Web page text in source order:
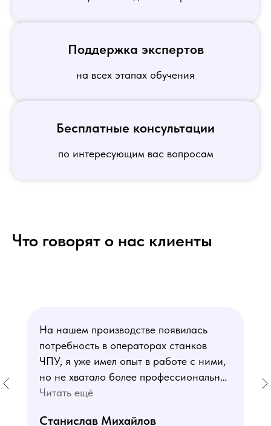
Поддержка экспертов
на всех этапах обучения
Бесплатные консультации
по интересующим вас вопросам
Что говорят о нас клиенты
На нашем производстве появилась
потребность в операторах станков
ЧПУ, я уже имел опыт в работе с ними,
но не хватало более профессиональных
знаний. В курсе мне понравился блок
Читать ещё
Станислав Михайлов